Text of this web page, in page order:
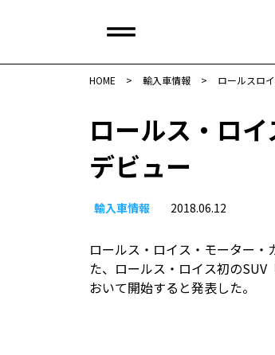
HOME > 輸入車情報 > ロールスロ
ロールス・ロ
デビュー
輸入車情報 2018.06.12
ロールス・ロイス・モーター
た、ロールス・ロイス初の
おいて開始すると発表した。